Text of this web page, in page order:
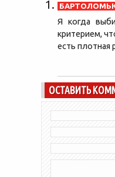
Я когда
критерием,
есть плотная
ОСТАВИТЬ